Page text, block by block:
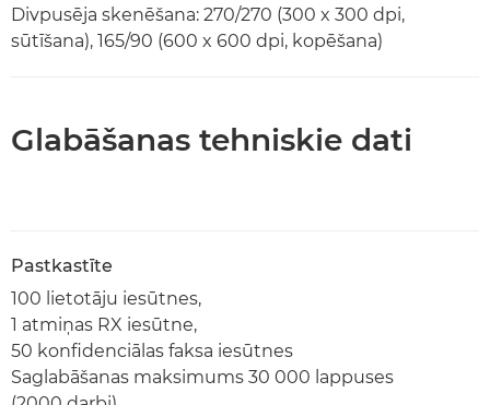
Divpusēja skenēšana: 270/270 (300 x 300 dpi,
sūtīšana), 165/90 (600 x 600 dpi, kopēšana)
Glabāšanas tehniskie dati
Pastkastīte
100 lietotāju iesūtnes,
1 atmiņas RX iesūtne,
50 konfidenciālas faksa iesūtnes
Saglabāšanas maksimums 30 000 lappuses